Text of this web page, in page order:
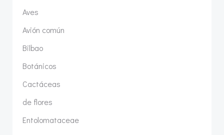
Aves
Avión común
Bilbao
Botánicos
Cactáceas
de flores
Entolomataceae